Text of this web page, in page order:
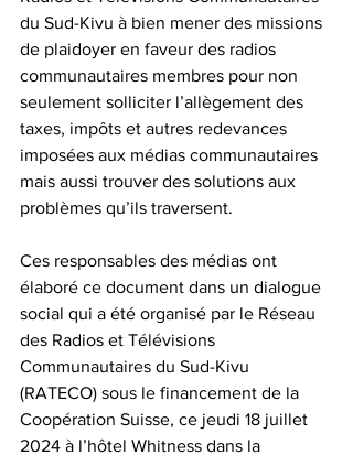
du Sud-Kivu à bien mener des missions
de plaidoyer en faveur des radios
communautaires membres pour non
seulement solliciter l’allègement des
taxes, impôts et autres redevances
imposées aux médias communautaires
mais aussi trouver des solutions aux
problèmes qu’ils traversent.
Ces responsables des médias ont
élaboré ce document dans un dialogue
social qui a été organisé par le Réseau
des Radios et Télévisions
Communautaires du Sud-Kivu
(RATECO) sous le financement de la
Coopération Suisse, ce jeudi 18 juillet
2024 à l’hôtel Whitness dans la